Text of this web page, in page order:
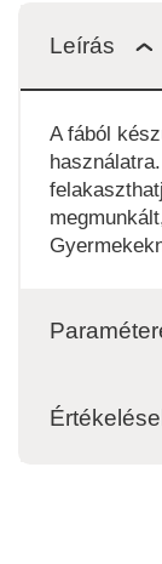
Leírás
A fából